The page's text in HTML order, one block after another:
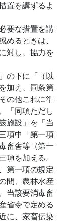
置を講ずるよ
要な措置を講
めるときは、
対し、協力を
の下に「（以
加え、同条第
の他これに準
「同項ただし
施設」を「当
項中「第一項
畜舎等（第一
項を加える。
第一項の規定
間、農林水産
当該要消毒畜
省令で定める
に、家畜伝染